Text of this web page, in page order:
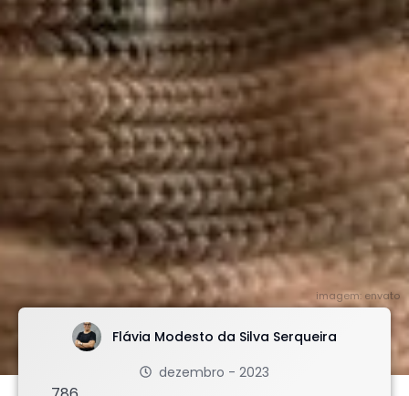
imagem: envato
Flávia Modesto da Silva Serqueira
dezembro - 2023